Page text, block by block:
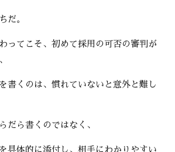
だ。
ってこそ、初めて採用の可否の審判が
書くのは、慣れていないと意外と難し
だら書くのではなく、
具体的に添付し、相手にわかりやすい